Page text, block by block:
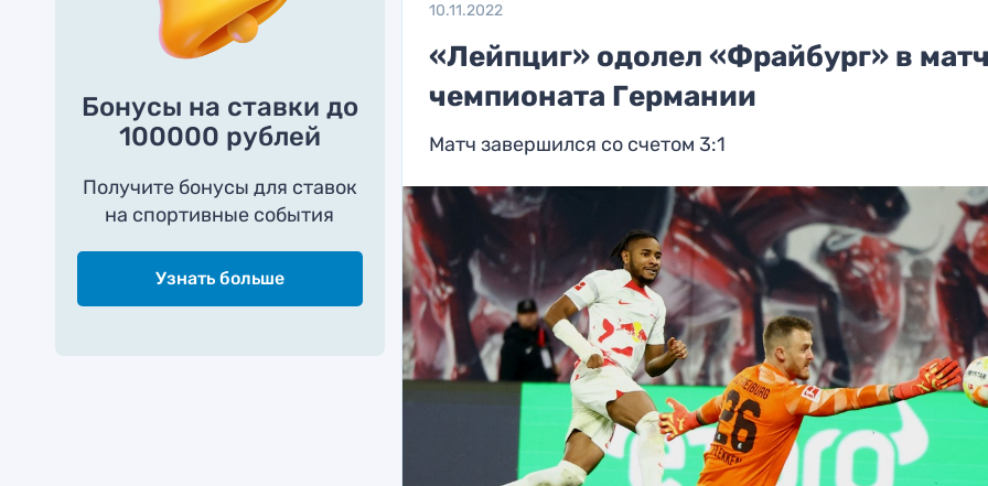
Бонусы на ставки до
100000 рублей
Получите бонусы для ставок
на спортивные события
Узнать больше
10.11.2022
«Лейпциг» одолел «Фрайбург» в
чемпионата Германии
Матч завершился со счетом 3:1